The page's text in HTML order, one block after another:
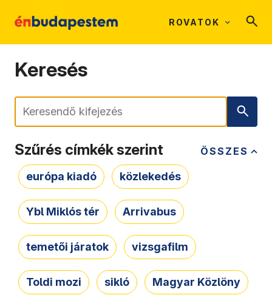
ROVATOK
Keresés
Keresés
ÖSSZES
Szűrés címkék szerint
európa kiadó közlekedés
Ybl Miklós tér Arrivabus
temetői járatok vizsgafilm
Toldi mozi sikló Magyar Közlöny